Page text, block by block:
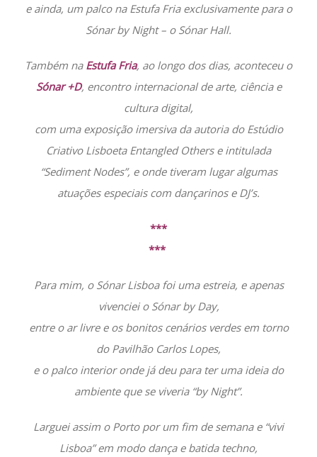
e ainda, um palco na Estufa Fria exclusivamente para o
Sónar by Night – o Sónar Hall.
Também na Estufa Fria, ao longo dos dias, aconteceu o
Sónar +D, encontro internacional de arte, ciência e
cultura digital,
com uma exposição imersiva da autoria do Estúdio
Criativo Lisboeta Entangled Others e intitulada
“Sediment Nodes”, e onde tiveram lugar algumas
atuações especiais com dançarinos e DJ’s.
***
***
Para mim, o Sónar Lisboa foi uma estreia, e apenas
vivenciei o Sónar by Day,
entre o ar livre e os bonitos cenários verdes em torno
do Pavilhão Carlos Lopes,
e o palco interior onde já deu para ter uma ideia do
ambiente que se viveria “by Night”.
Larguei assim o Porto por um fim de semana e “vivi
Lisboa” em modo dança e batida techno,